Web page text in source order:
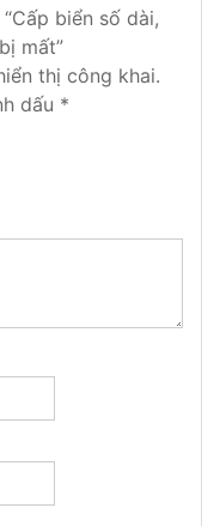
tận nhà hoặc quý
biển
nhận được biển
tôi
biển số dài,
mất”
thị công khai.
dấu *